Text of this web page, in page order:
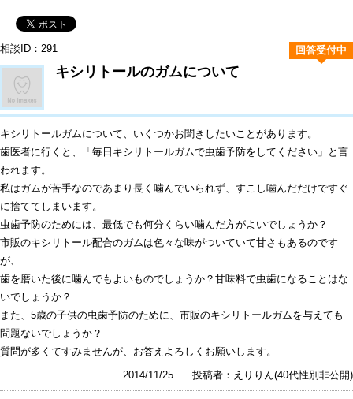
キシリトールのガムについて
キシリトールガムについて、いくつかお聞きしたいことがあります。
歯医者に行くと、「毎日キシリトールガムで虫歯予防をしてください」と言
われます。
私はガムが苦手なのであまり長く噛んでいられず、すこし噛んだだけですぐ
に捨ててしまいます。
虫歯予防のためには、最低でも何分くらい噛んだ方がよいでしょうか？
市販のキシリトール配合のガムは色々な味がついていて甘さもあるのです
が、
歯を磨いた後に噛んでもよいものでしょうか？甘味料で虫歯になることはな
いでしょうか？
また、5歳の子供の虫歯予防のために、市販のキシリトールガムを与えても
問題ないでしょうか？
質問が多くてすみませんが、お答えよろしくお願いします。
2014/11/25
投稿者：えりりん(40代性別非公開)
相談ID：291 回答受付中